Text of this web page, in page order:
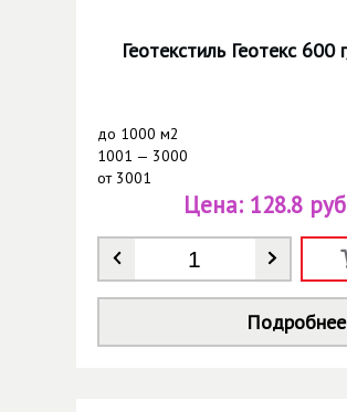
Геотекстиль Геотекс
до 1000 м2
1001 — 3000
от3001
Количество *
Цена: 128.8
Подробнее